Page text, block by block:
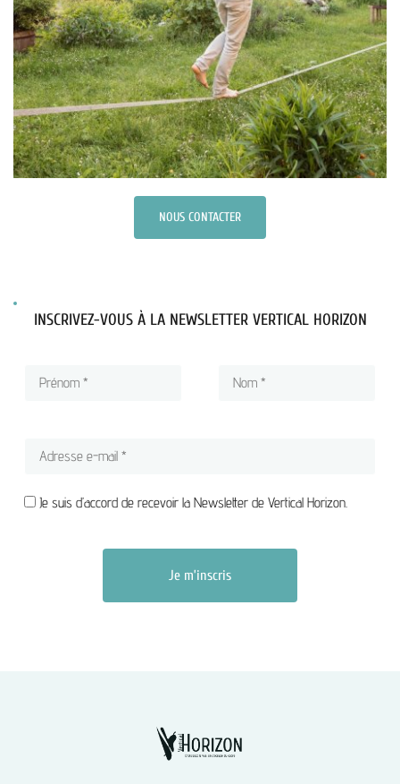
NOUS CONTACTER
INSCRIVEZ-VOUS À LA NEWSLETTER VERTICAL HORIZON
Je suis d’accord de recevoir la Newsletter de Vertical Horizon.